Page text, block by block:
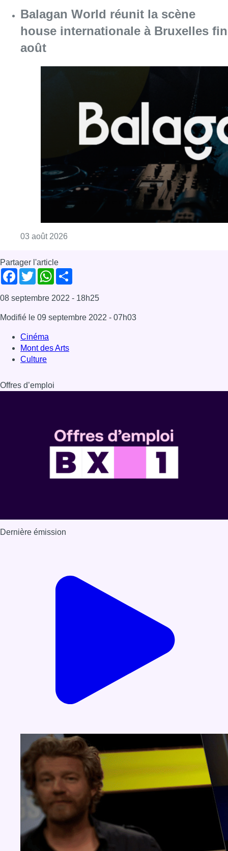
Balagan World réunit la scène
house internationale à Bruxelles fin
août
03 août 2026
Partager l'article
Facebook
TwitterWhatsApp
08 septembre 2022 - 18h25
Modifié le 09 septembre 2022 - 07h03
Cinéma
Mont des Arts
Culture
Offres d’emploi
Dernière émission